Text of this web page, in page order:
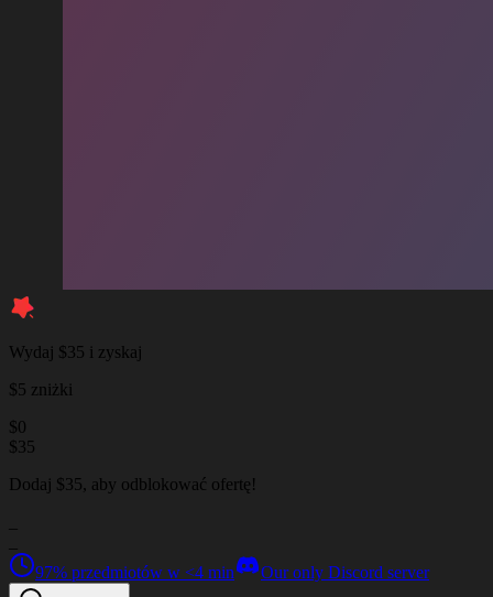
Wydaj $35 i zyskaj
$5 zniżki
$0
$35
Dodaj $35, aby odblokować ofertę!
97% przedmiotów w <4 min Our only Discord server